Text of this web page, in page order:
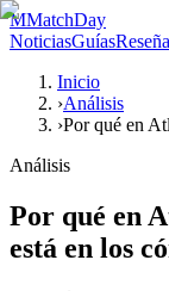
MMatchDay
NoticiasGuías
Inicio
›Análisis
›Por qué en
Análisis
Por qué en
está en los